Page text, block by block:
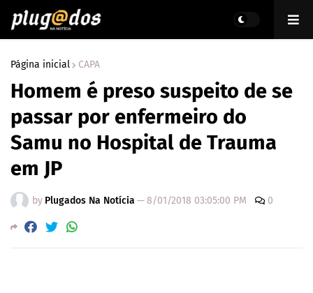
Página inicial CAPA
Homem é preso suspeito de se
passar por enfermeiro do
Samu no Hospital de Trauma
em JP
by Plugados Na Notícia —8/01/2018 03:05:00 PM 0